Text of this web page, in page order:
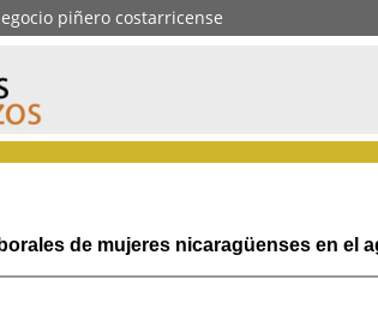
piñero costarricense